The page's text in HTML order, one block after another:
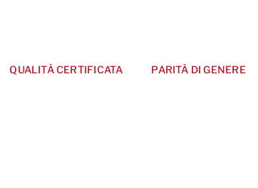
QUALITÀ CERTIFICATA PARITÀ DI GENERE